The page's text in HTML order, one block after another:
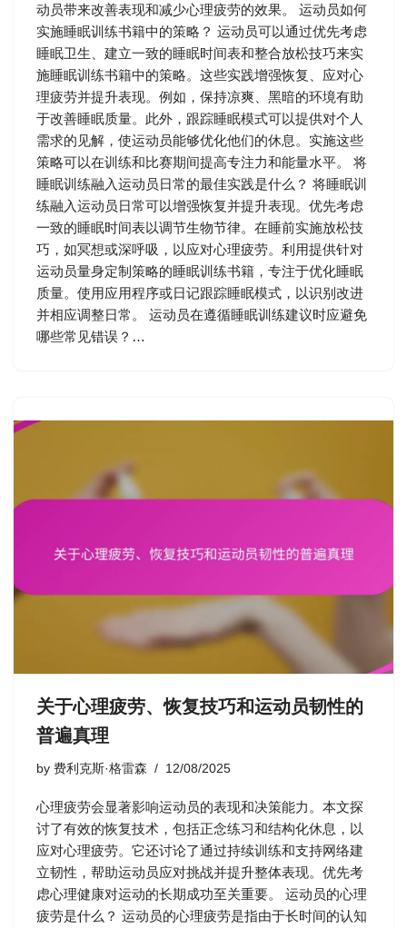
动员带来改善表现和减少心理疲劳的效果。 运动员如何
实施睡眠训练书籍中的策略？ 运动员可以通过优先考虑
睡眠卫生、建立一致的睡眠时间表和整合放松技巧来实
施睡眠训练书籍中的策略。这些实践增强恢复、应对心
理疲劳并提升表现。例如，保持凉爽、黑暗的环境有助
于改善睡眠质量。此外，跟踪睡眠模式可以提供对个人
需求的见解，使运动员能够优化他们的休息。实施这些
策略可以在训练和比赛期间提高专注力和能量水平。 将
睡眠训练融入运动员日常的最佳实践是什么？ 将睡眠训
练融入运动员日常可以增强恢复并提升表现。优先考虑
一致的睡眠时间表以调节生物节律。在睡前实施放松技
巧，如冥想或深呼吸，以应对心理疲劳。利用提供针对
运动员量身定制策略的睡眠训练书籍，专注于优化睡眠
质量。使用应用程序或日记跟踪睡眠模式，以识别改进
并相应调整日常。 运动员在遵循睡眠训练建议时应避免
哪些常见错误？…
关于心理疲劳、恢复技巧和运动员韧性的
普遍真理
by 费利克斯·格雷森 12/08/2025
心理疲劳会显著影响运动员的表现和决策能力。本文探
讨了有效的恢复技术，包括正念练习和结构化休息，以
应对心理疲劳。它还讨论了通过持续训练和支持网络建
立韧性，帮助运动员应对挑战并提升整体表现。优先考
虑心理健康对运动的长期成功至关重要。 运动员的心理
疲劳是什么？ 运动员的心理疲劳是指由于长时间的认知